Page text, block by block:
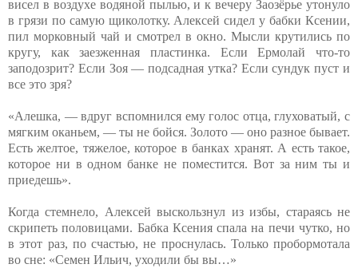
висел в воздухе водяной пылью, и к вечеру Заозёрье утонуло
в грязи по самую щиколотку. Алексей сидел у бабки Ксении,
пил морковный чай и смотрел в окно. Мысли крутились по
кругу, как заезженная пластинка. Если Ермолай что-то
заподозрит? Если Зоя — подсадная утка? Если сундук пуст и
все это зря?
«Алешка, — вдруг вспомнился ему голос отца, глуховатый, с
мягким оканьем, — ты не бойся. Золото — оно разное бывает.
Есть желтое, тяжелое, которое в банках хранят. А есть такое,
которое ни в одном банке не поместится. Вот за ним ты и
приедешь».
Когда стемнело, Алексей выскользнул из избы, стараясь не
скрипеть половицами. Бабка Ксения спала на печи чутко, но
в этот раз, по счастью, не проснулась. Только пробормотала
во сне: «Семен Ильич, уходили бы вы…»